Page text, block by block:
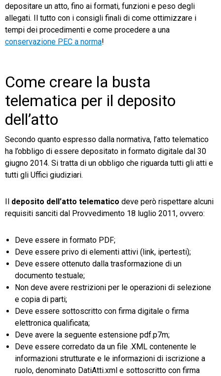
depositare un atto, fino ai formati, funzioni e peso degli
allegati. Il tutto con i consigli finali di come ottimizzare i
tempi dei procedimenti e come procedere a una
conservazione PEC a norma!
Come creare la busta
telematica per il deposito
dell’atto
Secondo quanto espresso dalla normativa, l’atto telematico
ha l’obbligo di essere depositato in formato digitale dal 30
giugno 2014. Si tratta di un obbligo che riguarda tutti gli atti e
tutti gli Uffici giudiziari.
Il deposito dell’atto telematico deve però rispettare alcuni
requisiti sanciti dal Provvedimento 18 luglio 2011, ovvero:
Deve essere in formato PDF;
Deve essere privo di elementi attivi (link, ipertesti);
Deve essere ottenuto dalla trasformazione di un
documento testuale;
Non deve avere restrizioni per le operazioni di selezione
e copia di parti;
Deve essere sottoscritto con firma digitale o firma
elettronica qualificata;
Deve avere la seguente estensione pdf.p7m;
Deve essere corredato da un file .XML contenente le
informazioni strutturate e le informazioni di iscrizione a
ruolo, denominato DatiAtti.xml e sottoscritto con firma